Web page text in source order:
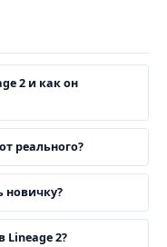
2 и как он
реального?
новичку?
Lineage 2?